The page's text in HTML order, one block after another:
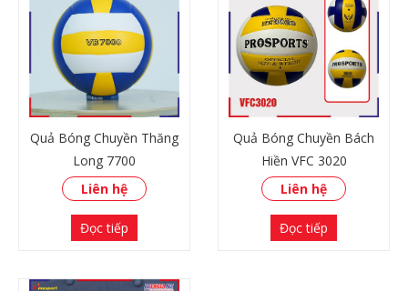
Quả Bóng Chuyền Thăng
Long 7700
Liên hệ
Đọc tiếp
Quả Bóng Chuyền Bách
Hiền VFC 3020
Liên hệ
Đọc tiếp